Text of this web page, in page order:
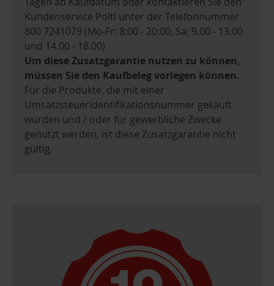
Kundenservice Polti unter der Telefonnummer
800 7241079 (Mo-Fr: 8:00 - 20:00, Sa: 9.00 - 13.00
und 14.00 - 18.00)
Um diese Zusatzgarantie nutzen zu können,
müssen Sie den Kaufbeleg vorlegen können.
Für die Produkte, die mit einer
Umsatzsteueridentifikationsnummer gekauft
wurden und / oder für gewerbliche Zwecke
genutzt werden, ist diese Zusatzgarantie nicht
gültig.